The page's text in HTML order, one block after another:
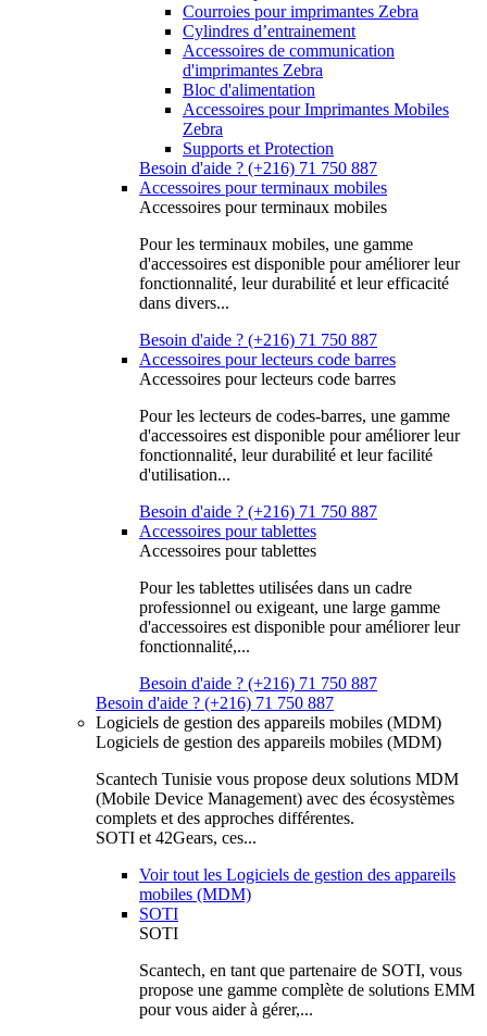
Courroies pour imprimantes Zebra
Cylindres d’entrainement
Accessoires de communication
d'imprimantes Zebra
Bloc d'alimentation
Accessoires pour Imprimantes Mobiles
Zebra
Supports et Protection
Besoin d'aide ? (+216) 71 750 887
Accessoires pour terminaux mobiles
Accessoires pour terminaux mobiles
Pour les terminaux mobiles, une gamme
d'accessoires est disponible pour améliorer leur
fonctionnalité, leur durabilité et leur efficacité
dans divers...
Besoin d'aide ? (+216) 71 750 887
Accessoires pour lecteurs code barres
Accessoires pour lecteurs code barres
Pour les lecteurs de codes-barres, une gamme
d'accessoires est disponible pour améliorer leur
fonctionnalité, leur durabilité et leur facilité
d'utilisation...
Besoin d'aide ? (+216) 71 750 887
Accessoires pour tablettes
Accessoires pour tablettes
Pour les tablettes utilisées dans un cadre
professionnel ou exigeant, une large gamme
d'accessoires est disponible pour améliorer leur
fonctionnalité,...
Besoin d'aide ? (+216) 71 750 887
Besoin d'aide ? (+216) 71 750 887
Logiciels de gestion des appareils mobiles (MDM)
Logiciels de gestion des appareils mobiles (MDM)
Scantech Tunisie vous propose deux solutions MDM
(Mobile Device Management) avec des écosystèmes
complets et des approches différentes.
SOTI et 42Gears, ces...
Voir tout les Logiciels de gestion des appareils
mobiles (MDM)
SOTI
SOTI
Scantech, en tant que partenaire de SOTI, vous
propose une gamme complète de solutions EMM
pour vous aider à gérer,...